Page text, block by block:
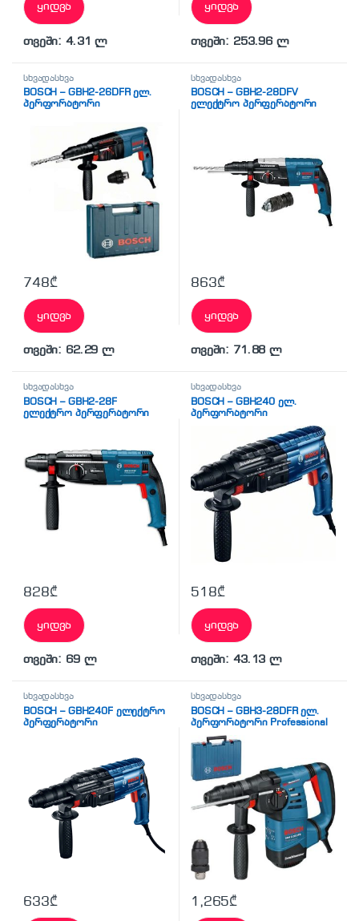
ყიდვა
თვეში: 4.31 ლ
ყიდვა
თვეში: 253.96 ლ
სხვადასხვა
BOSCH – GBH2-26DFR ელ.
პერფორატორი
748₾
ყიდვა
თვეში: 62.29 ლ
სხვადასხვა
BOSCH – GBH2-28DFV
ელექტრო პერფერატორი
863₾
ყიდვა
თვეში: 71.88 ლ
სხვადასხვა
BOSCH – GBH2-28F
ელექტრო პერფერატორი
828₾
ყიდვა
თვეში: 69 ლ
სხვადასხვა
BOSCH – GBH240 ელ.
პერფორატორი
518₾
ყიდვა
თვეში: 43.13 ლ
სხვადასხვა
BOSCH – GBH240F ელექტრო
პერფერატორი
633₾
სხვადასხვა
BOSCH – GBH3-28DFR ელ.
პერფორატორი Professional
1,265₾